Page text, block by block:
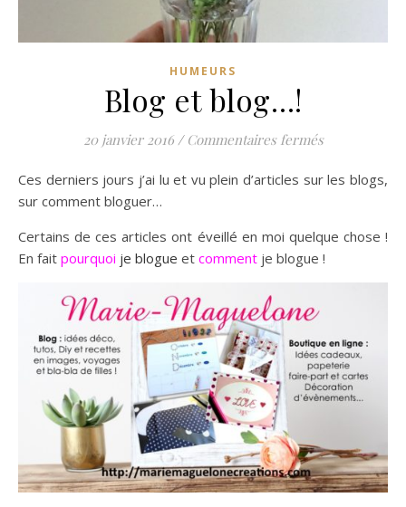
HUMEURS
Blog et blog…!
20 janvier 2016 / Commentaires ferméssur Blog et
Ces derniers jours j’ai lu et vu plein d’articles sur les blogs,
sur comment bloguer…
Certains de ces articles ont éveillé en moi quelque chose !
En fait pourquoi je blogue et comment je blogue !